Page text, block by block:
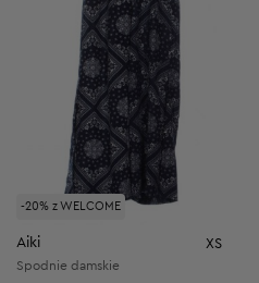
-20% z WELCOME
Aiki XS
Spodnie damskie